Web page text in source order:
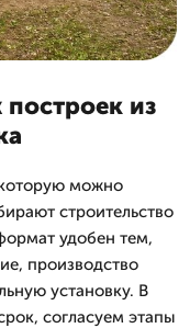
из
можно
строительство
удобен тем,
производство
установку. В
согласуем этапы